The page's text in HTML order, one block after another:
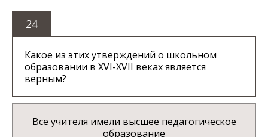
24
Какое из этих утверждений о школьном
образовании в XVI-XVII веках является
верным?
Все учителя имели высшее педагогическое
образование